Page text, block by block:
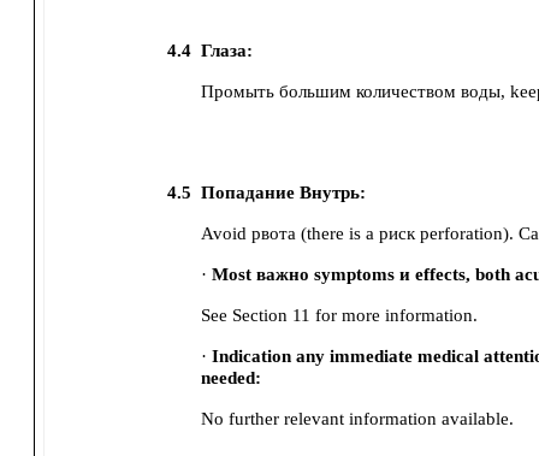
4.4 Глаза:
Промыть большим количеством воды,
4.5 Попадание Внутрь:
Avoid рвота (there is a риск perforation).
·Most важно symptoms и effects, both
See Section 11 for more information.
·Indication any immediate medical
needed:
No further relevant information available.